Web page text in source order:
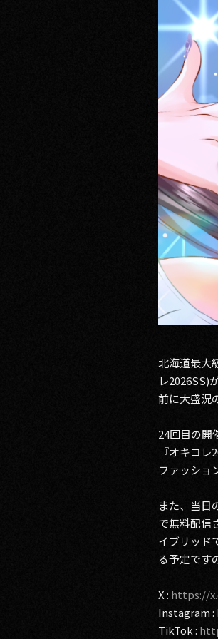
RECRUIT
CONTACT
PRIVACY POLICY
北海道最大
レ2026SS)
前に大盛況
24回目の開
『オキコ
ファッショ
また、当日
で無料配信
イブリッド
る予定です
X : https://
Instagram :
TikTok :